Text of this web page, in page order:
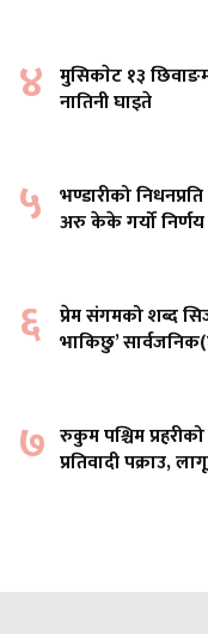
४ मुसिकाेट १३
नातिनी घाइते
५ भण्डारीको
अरु केके गर्यो निर्णय
६ प्रेम संगमको शब्द
भाकिछु’
७ रुकुम पश्चिम
प्रतिवादी पक्राउ,